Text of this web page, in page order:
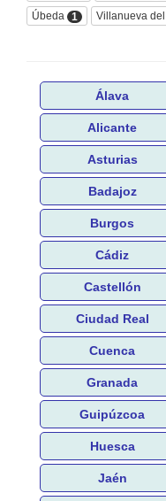
Úbeda
1 Villanueva
Álava
Alicante
Asturias
Badajoz
Burgos
Cádiz
Castellón
Ciudad Real
Cuenca
Granada
Guipúzcoa
Huesca
Jaén